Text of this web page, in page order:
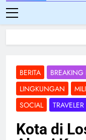
BERITA
LINGKUNGAN
SOCIAL
TRAVELER
Kota di